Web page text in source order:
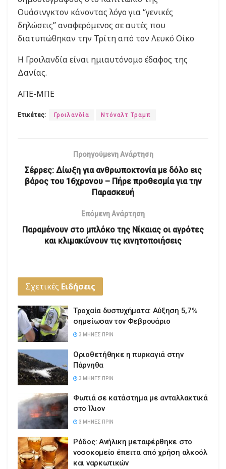
Ουάσινγκτον κάνοντας λόγο για “γενικές
δηλώσεις” αναφερόμενος σε αυτές που
διατυπώθηκαν την Τρίτη από τον Λευκό Οίκο
Η Γροιλανδία είναι ημιαυτόνομο έδαφος της
Δανίας.
ΑΠΕ-ΜΠΕ
Ετικέτες: Γροιλανδία Ντόναλτ Τραμπ
Προηγούμενη Ανάρτηση
Σέρρες: Δίωξη για ανθρωποκτονία με δόλο εις
βάρος του 16χρονου – Πήρε προθεσμία για την
Παρασκευή
Επόμενη Ανάρτηση
Παραμένουν στο μπλόκο της Νίκαιας οι αγρότες
και κλιμακώνουν τις κινητοποιήσεις
Σχετικές Ειδήσεις
Τροχαία δυστυχήματα: Αύξηση 5,7%
σημείωσαν τον Φεβρουάριο
3 ΜΉΝΕΣ ΠΡΙΝ
Οριοθετήθηκε η πυρκαγιά στην
Πάρνηθα
3 ΜΉΝΕΣ ΠΡΙΝ
Φωτιά σε κατάστημα με ανταλλακτικά
στο Ίλιον
3 ΜΉΝΕΣ ΠΡΙΝ
Ρόδος: Ανήλικη μεταφέρθηκε στο
νοσοκομείο έπειτα από χρήση αλκοόλ
και ναρκωτικών